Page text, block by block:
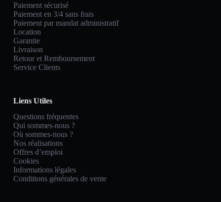
Paiement sécurisé
Paiement en 3/4 sans frais
Paiement par mandat administratif
Location
Garantie
Livraison
Retour et Remboursement
Service Clients
Liens Utiles
Questions fréquentes
Qui sommes-nous ?
Où sommes-nous ?
Nos réalisations
Offres d’emploi
Cookies
Informations légales
Conditions générales de vente